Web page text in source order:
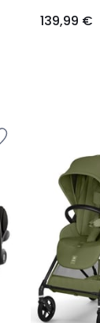
139,99 €